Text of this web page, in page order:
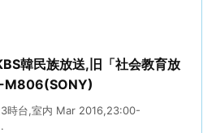
韓民族放送,旧「社会教育放
M806(SONY)
時台,室内 Mar 2016,23:00-